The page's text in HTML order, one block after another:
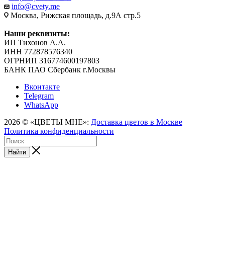
info@cvety.me
Москва, Рижская площадь, д.9А стр.5
Наши реквизиты:
ИП Тихонов А.А.
ИНН 772878576340
ОГРНИП 316774600197803
БАНК ПАО Сбербанк г.Москвы
Вконтакте
Telegram
WhatsApp
2026 © «ЦВЕТЫ МНЕ»: Доставка цветов в Москве
Политика конфиденциальности
Найти